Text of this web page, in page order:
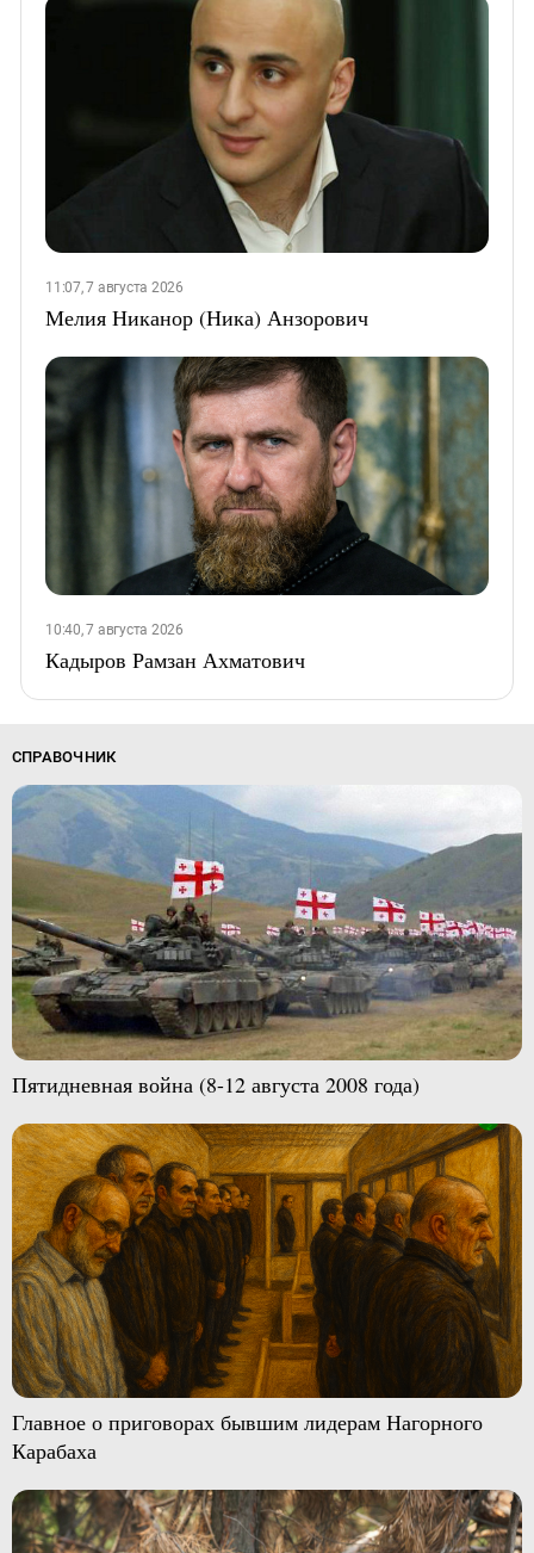
11:07, 7 августа 2026
Мелия Никанор (Ника) Анзорович
10:40, 7 августа 2026
Кадыров Рамзан Ахматович
СПРАВОЧНИК
Пятидневная война (8-12 августа 2008 года)
Главное о приговорах бывшим лидерам Нагорного
Карабаха